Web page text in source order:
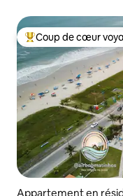
Coups de cœur
Coup de cœur
Appartement en